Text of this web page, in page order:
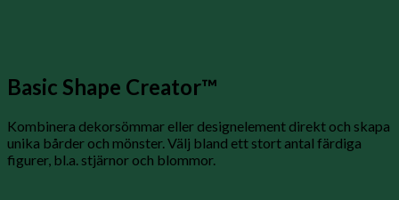
Basic Shape Creator™
Kombinera dekorsömmar eller designelement direkt och skapa
unika bårder och mönster. Välj bland ett stort antal färdiga
figurer, bl.a. stjärnor och blommor.